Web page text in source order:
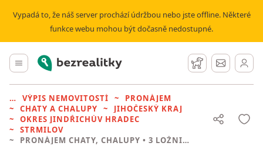
Vypadá to, že náš server prochází údržbou nebo jste offline. Některé
funkce webu mohou být dočasně nedostupné.
Hlavní menu
Bezrealitky Hlídací pes
Zprávy
VÝPIS NEMOVITOSTÍ
PRONÁJEM
CHATY A CHALUPY
JIHOČESKÝ KRAJ
OKRES JINDŘICHŮV HRADEC
STRMILOV
PRONÁJEM CHATY, CHALUPY • 3 LOŽNICE BEZ REALITKY